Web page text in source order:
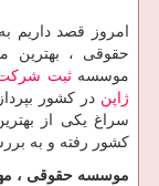
امروز قصد داریم
حقوقی ، بهترین
موسسهثبت
ژاپن در کشور
سراغ یکی از
کشور رفته و به
موسسه حقوقی ،